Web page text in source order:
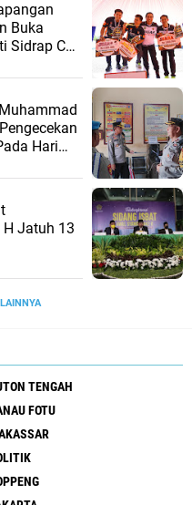
Buka
Sidrap Cup
Hari
Jatuh 13
TENGAH
FOTU